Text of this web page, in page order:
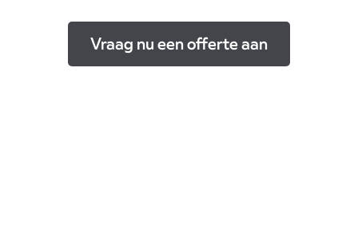
Vraag nu een offerte aan